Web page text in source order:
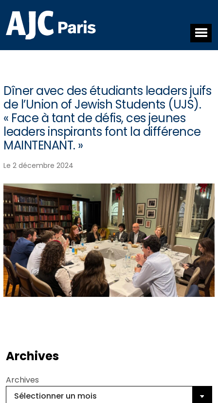
Dîner avec des étudiants leaders juifs
de l’Union of Jewish Students (UJS).
« Face à tant de défis, ces jeunes
leaders inspirants font la différence
MAINTENANT. »
Le 2 décembre 2024
Archives
Archives